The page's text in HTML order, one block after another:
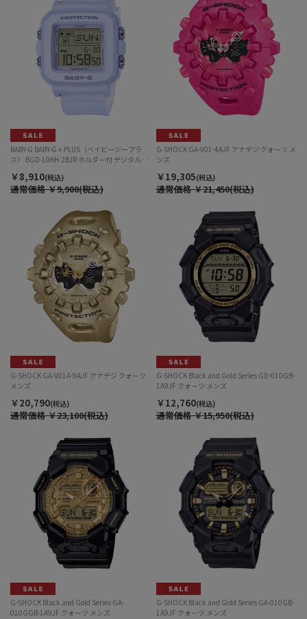
BABY-G BABY-G＋PLUS（ベイビージープラ
ス） BGD-10KH-2BJR ホルダー付 デジタル ク
￥8,910(税込)
通常価格￥9,900(税込)
G-SHOCK GA-V01-4AJF アナデジ クォーツ メ
ンズ
￥19,305(税込)
通常価格￥21,450(税込)
G-SHOCK GA-V01A-9AJF アナデジ クォーツ
メンズ
￥20,790(税込)
通常価格￥23,100(税込)
G-SHOCK Black and Gold Series GD-010GB-
1A9JF クォーツ メンズ
￥12,760(税込)
通常価格￥15,950(税込)
G-SHOCK Black and Gold Series GA-
010GGB-1A9JF クォーツ メンズ
G-SHOCK Black and Gold Series GA-010GB-
1A9JF クォーツ メンズ